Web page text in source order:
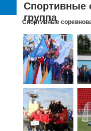
Спортивные
группа
Спортивные